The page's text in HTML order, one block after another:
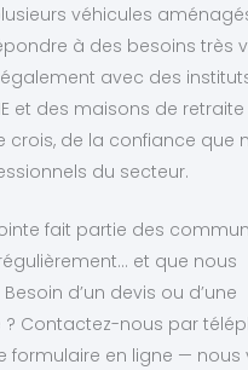
véhicules
à des besoins très
avec des
et des maisons de retraite
crois, de la confiance que
du secteur.
fait partie des
et que nous
d’un devis ou d’une
Contactez-nous par
formulaire en ligne — nous